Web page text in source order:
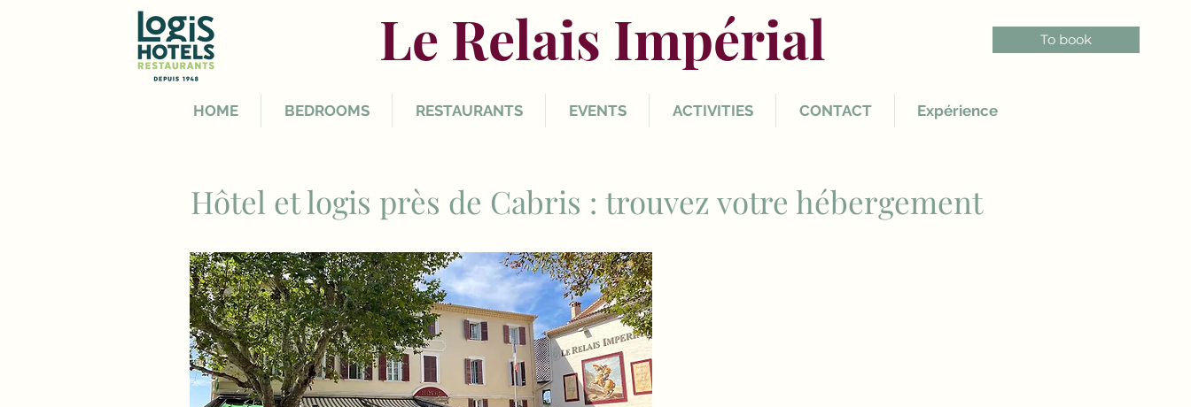
Le Relais Impérial To book
HOME BEDROOMS RESTAURANTS EVENTS ACTIVITIES CONTACT Expérience
Hôtel et logis près de Cabris : trouvez votre hébergement